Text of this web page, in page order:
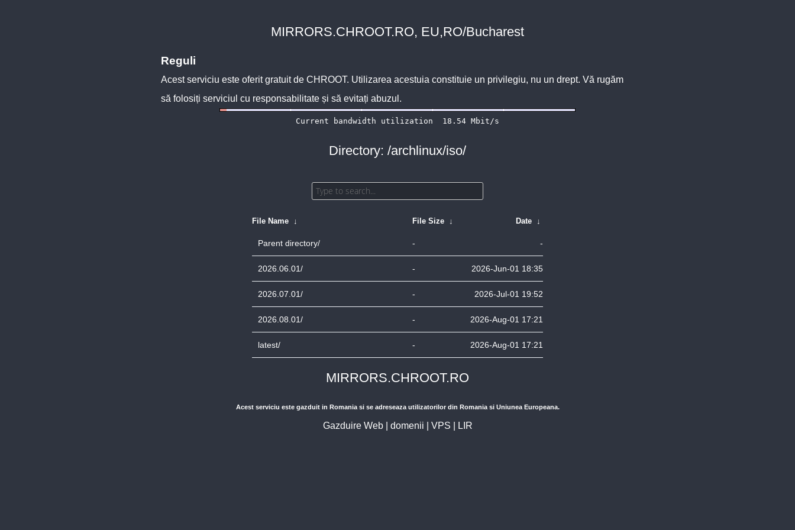
MIRRORS.CHROOT.RO, EU,RO/Bucharest
Reguli
Acest serviciu este oferit gratuit de CHROOT. Utilizarea acestuia constituie un privilegiu, nu un drept. Vă rugăm
să folosiți serviciul cu responsabilitate și să evitați abuzul.
Directory: /archlinux/iso/
File Name ↓ File Size ↓ Date ↓
Parent directory/ - -
2026.06.01/ - 2026-Jun-01 18:35
2026.07.01/ - 2026-Jul-01 19:52
2026.08.01/ - 2026-Aug-01 17:21
latest/ - 2026-Aug-01 17:21
MIRRORS.CHROOT.RO
Acest serviciu este gazduit in Romania si se adreseaza utilizatorilor din Romania si Uniunea Europeana.
Gazduire Web| domenii VPS LIR